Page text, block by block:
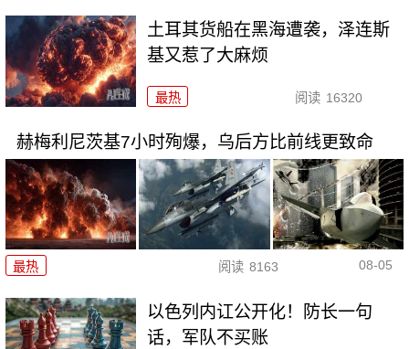
土耳其货船在黑海遭袭，泽连斯
基又惹了大麻烦
最热 阅读 16320
赫梅利尼茨基7小时殉爆，乌后方比前线更致命
最热 阅读 8163 08-05
以色列内讧公开化！防长一句
话，军队不买账